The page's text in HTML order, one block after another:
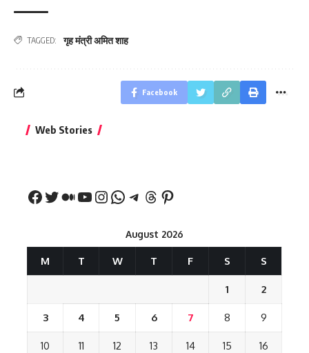
TAGGED: गृह मंत्री अमित शाह
Facebook
Web Stories
नीतीश कुमार का पहला
August 2026
M T W T F S S
1 2
3 4 5 6 7 8 9
10 11 12 13 14 15 16